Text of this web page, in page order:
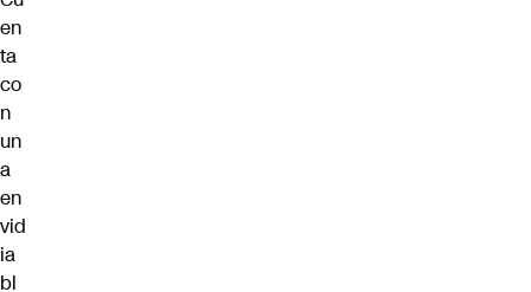
en
ta
co
n
un
a
en
vid
ia
bl